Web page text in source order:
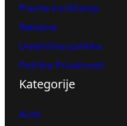
Pravila korišćenja
Reklama
Urednička politika
Politika Privatnosti
Kategorije
Auto